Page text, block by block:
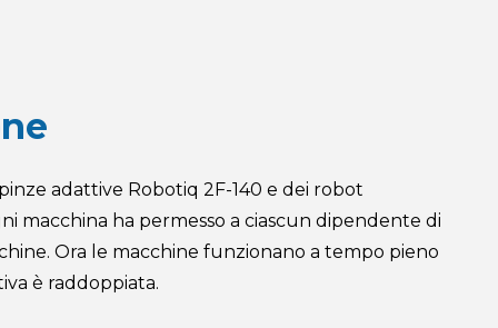
adattive Robotiq 2F-140 e dei robot
macchina ha permesso a ciascun dipendente di
Ora le macchine funzionano a tempo pieno
è raddoppiata.